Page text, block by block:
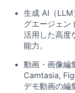
生成 AI（
グエージェン
活用した高度
能力。
動画・画像
Camtasia,
デモ動画の編